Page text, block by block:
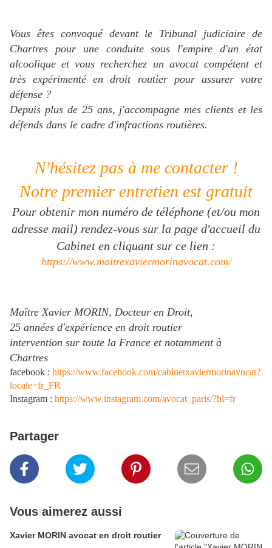
Vous êtes convoqué devant le Tribunal judiciaire de
Chartres pour une conduite sous l'empire d'un état
alcoolique etvous recherchez un avocat compétent et
très expérimenté en droit routier pour assurer votre
défense ?
Depuis plus de 25 ans, j'accompagne mes clients et les
défends dans le cadre d'infractions routières.
N'hésitez pas à me contacter !
Notre premier entretien est gratuit
Pour obtenir mon numéro de téléphone (et/ou mon
adresse mail) rendez-vous sur la page d'accueil du
Cabinet en cliquant sur ce lien :
https://www.maitrexaviermorinavocat.com/
Maître Xavier MORIN, Docteur en Droit,
25 années d'expérience en droit routier
intervention sur toute la France et notamment à
Chartres
facebook : https://www.facebook.com/cabinetxaviermorinavocat?
locale=fr_FR
Instagram : https://www.instagram.com/avocat_paris/?hl=fr​
Partager
Vous aimerez aussi
Xavier MORIN avocat en droit routier